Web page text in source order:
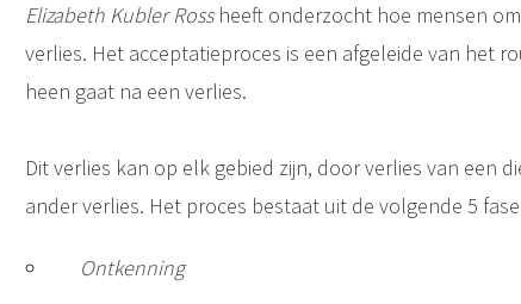
Elizabeth Kubler Rossheeft onderzocht hoe mensen
verlies. Het acceptatieproces is een afgeleide van het
heen gaat na een verlies.
Dit verlies kan op elk gebied zijn, door verlies van een
ander verlies. Het proces bestaat uit de volgende 5
Ontkenning